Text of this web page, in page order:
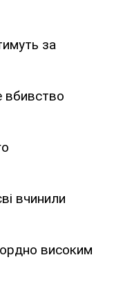
за
вбивство
вчинили
високим